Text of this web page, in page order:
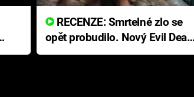
RECENZE: Smrtelné zlo se
opět probudilo. Nový Evil Dead
přichází s neodolatelnou